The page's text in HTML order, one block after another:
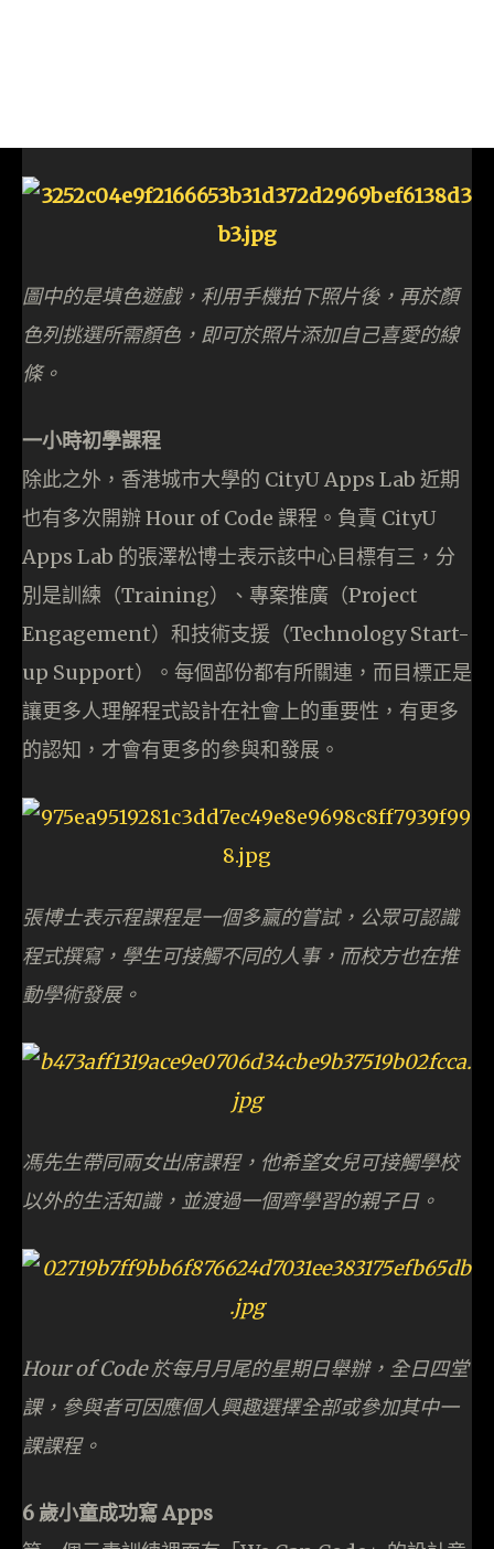
圖中的是填色遊戲，利用手機拍下照片後，再於顏
色列挑選所需顏色，即可於照片添加自己喜愛的線
條。
一小時初學課程
除此之外，香港城巿大學的 CityU Apps Lab 近期
也有多次開辦 Hour of Code 課程。負責 CityU
Apps Lab 的張澤松博士表示該中心目標有三，分
別是訓練（Training）、專案推廣（Project
Engagement）和技術支援（Technology Start-
up Support）。每個部份都有所關連，而目標正是
讓更多人理解程式設計在社會上的重要性，有更多
的認知，才會有更多的參與和發展。
張博士表示程課程是一個多贏的嘗試，公眾可認識
程式撰寫，學生可接觸不同的人事，而校方也在推
動學術發展。
馮先生帶同兩女出席課程，他希望女兒可接觸學校
以外的生活知識，並渡過一個齊學習的親子日。
Hour of Code 於每月月尾的星期日舉辦，全日四堂
課，參與者可因應個人興趣選擇全部或參加其中一
課課程。
6 歲小童成功寫 Apps